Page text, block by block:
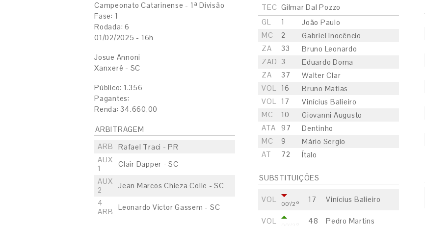
Campeonato Catarinense - 1ª Divisão
Fase: 1
Rodada: 6
01/02/2025 - 16h
Josue Annoni
Xanxerê - SC
Público: 1.356
Pagantes:
Renda: 34.660,00
ARBITRAGEM
ARB
Rafael Traci - PR
AUX
1
Clair Dapper - SC
AUX
2
Jean Marcos Chieza Colle - SC
4
ARB
Leonardo Victor Gassem - SC
TEC Gilmar Dal Pozzo
GL
1
João Paulo
MC
2
Gabriel Inocêncio
ZA
33
Bruno Leonardo
ZAD 3
Eduardo Doma
ZA
37
Walter Clar
VOL
16
Bruno Matias
VOL
17
Vinícius Balieiro
MC
10
Giovanni Augusto
ATA
97
Dentinho
MC
9
Mário Sergio
AT
72 Ítalo
SUBSTITUIÇÕES
VOL 00'/2º 17 Vinícius Balieiro
VOL 48 Pedro Martins